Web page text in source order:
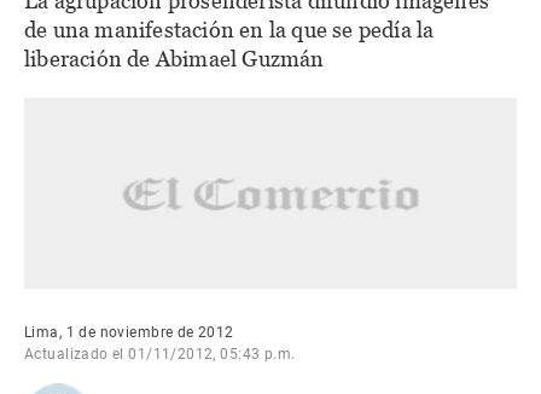
de una manifestación en la que se pedía la
liberación de Abimael Guzmán
Lima, 1 de noviembre de 2012
Actualizado el 01/11/2012, 05:43 p.m.